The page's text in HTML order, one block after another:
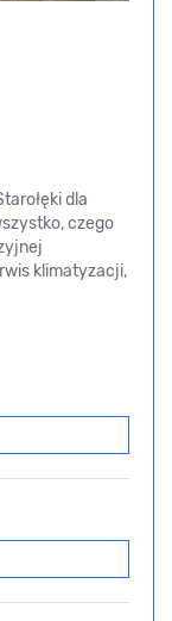
dla
czego
klimatyzacji,